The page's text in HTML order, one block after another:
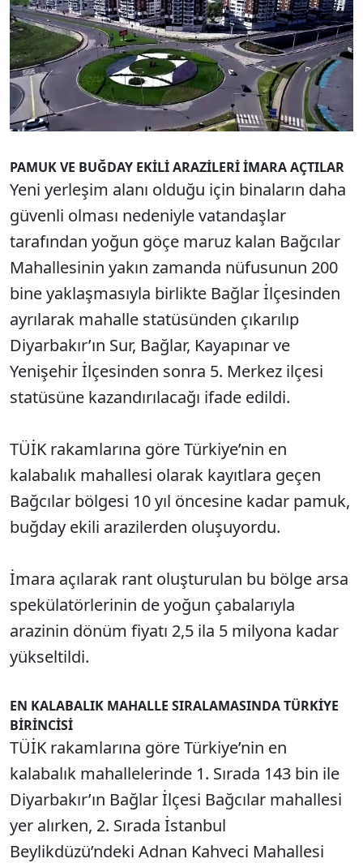
PAMUK VE BUĞDAY EKİLİ ARAZİLERİ İMARA AÇTILAR
Yeni yerleşim alanı olduğu için binaların daha
güvenli olması nedeniyle vatandaşlar
tarafından yoğun göçe maruz kalan Bağcılar
Mahallesinin yakın zamanda nüfusunun 200
bine yaklaşmasıyla birlikte Bağlar İlçesinden
ayrılarak mahalle statüsünden çıkarılıp
Diyarbakır’ın Sur, Bağlar, Kayapınar ve
Yenişehir İlçesinden sonra 5. Merkez ilçesi
statüsüne kazandırılacağı ifade edildi.
TÜİK rakamlarına göre Türkiye’nin en
kalabalık mahallesi olarak kayıtlara geçen
Bağcılar bölgesi 10 yıl öncesine kadar pamuk,
buğday ekili arazilerden oluşuyordu.
İmara açılarak rant oluşturulan bu bölge arsa
spekülatörlerinin de yoğun çabalarıyla
arazinin dönüm fiyatı 2,5 ila 5 milyona kadar
yükseltildi.
EN KALABALIK MAHALLE SIRALAMASINDA TÜRKİYE
BİRİNCİSİ
TÜİK rakamlarına göre Türkiye’nin en
kalabalık mahallelerinde 1. Sırada 143 bin ile
Diyarbakır’ın Bağlar İlçesi Bağcılar mahallesi
yer alırken, 2. Sırada İstanbul
Beylikdüzü’ndeki Adnan Kahveci Mahallesi